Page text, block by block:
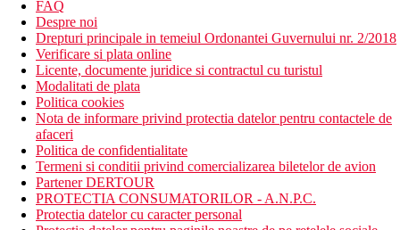
minibar (bauturi racoritoare si bere completate zilnic)
set pentru prepararea ceaiului si cafelei
sanitare proprii (baie, uscator de par, toaleta)
seif (gratuit)
balcon
Cazare contra cost
Camera cu vedere laterala la mare
Camera cu vedere la mare
Camera confort, partea de mare - mai spatioasa
Descrierea plajei
nisipos
sezlonguri, umbrele de soare, saltele si prosoape gratuit,
schimb contra cost
FAQ
Despre noi
Drepturi principale in temeiul Ordonantei Guvernului nr. 2/2018
Verificare si plata online
Licente, documente juridice si contractul cu turistul
Modalitati de plata
Politica cookies
Nota de informare privind protectia datelor pentru contactele de
afaceri
Politica de confidentialitate
Termeni si conditii privind comercializarea biletelor de avion
Partener DERTOUR
PROTECTIA CONSUMATORILOR - A.N.P.C.
Protectia datelor cu caracter personal